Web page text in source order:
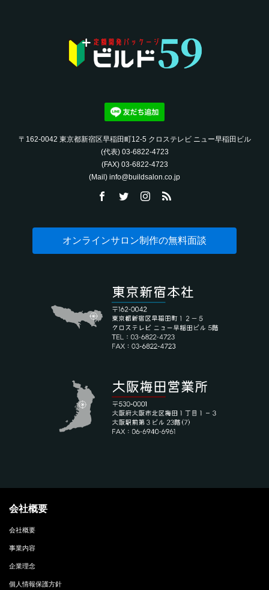
〒162-0042 東京都新宿区早稲田町12-5 クロステレビ ニュー早稲田ビル
(代表) 03-6822-4723‬
(FAX) 03-6822-4723‬
(Mail) info@buildsalon.co.jp
オンラインサロン制作の無料面談
会社概要
会社概要
事業内容
企業理念
個人情報保護方針